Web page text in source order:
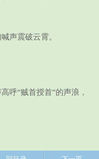
声震破云霄。
“贼首授首“的声浪，